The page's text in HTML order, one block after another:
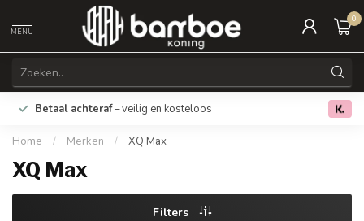
MENU
0
Betaal achteraf– veilig en kosteloos €5
Home / Merken / XQ Max
XQ Max
Filters